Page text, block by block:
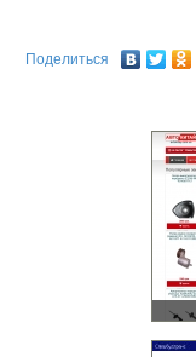
Поделиться